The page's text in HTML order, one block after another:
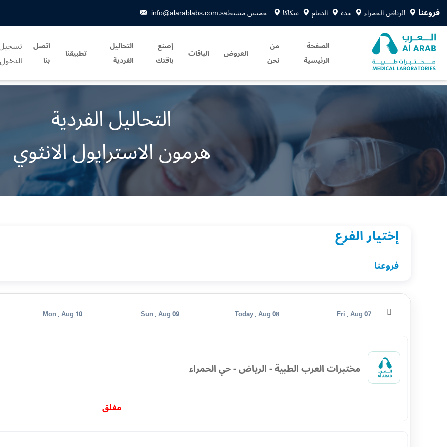
فروعنا الرياض الحمراء جدة الدمام سكاكا خميس مشيطinfo@alarablabs.com.sa
الصفحة
الرئيسية
من
نحن
العروض الباقات
إصنع
باقتك
التحاليل
الفردية
تطبيقنا
اتصل
بنا
الدخول
التحاليل الفردية
هرمون الاسترايول الانثوي
إختيار الفرع
فروعنا
Today , Aug 08
Sun , Aug 09
مختبرات العرب الطبية - الرياض - حي الحمراء
مغلق